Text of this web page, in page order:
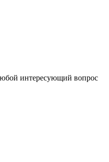
интересующий вопрос